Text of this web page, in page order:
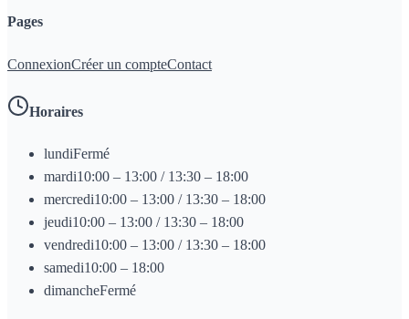
Pages
ConnexionCréer un compteContact
Horaires
lundiFermé
mardi10:00 – 13:00 / 13:30 – 18:00
mercredi10:00 – 13:00 / 13:30 – 18:00
jeudi10:00 – 13:00 / 13:30 – 18:00
vendredi10:00 – 13:00 / 13:30 – 18:00
samedi10:00 – 18:00
dimancheFermé